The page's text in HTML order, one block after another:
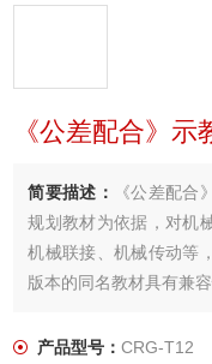
《公差配合》示
简要描述：
《公差配合
规划教材为依据，对机
机械联接、机械传动等
版本的同名教材具有兼容
产品型号：CRG-T12